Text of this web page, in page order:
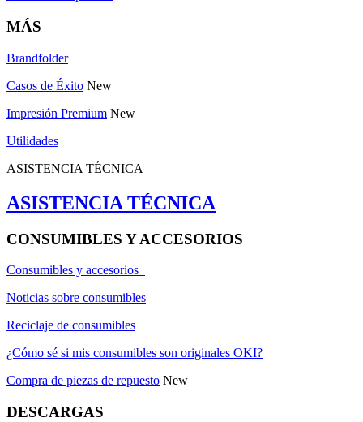
MÁS
Brandfolder
Casos de Éxito New
Impresión Premium New
Utilidades
ASISTENCIA TÉCNICA
ASISTENCIA TÉCNICA
CONSUMIBLES Y ACCESORIOS
Consumibles y accesorios
Noticias sobre consumibles
Reciclaje de consumibles
¿Cómo sé si mis consumibles son originales OKI?
Compra de piezas de repuesto New
DESCARGAS